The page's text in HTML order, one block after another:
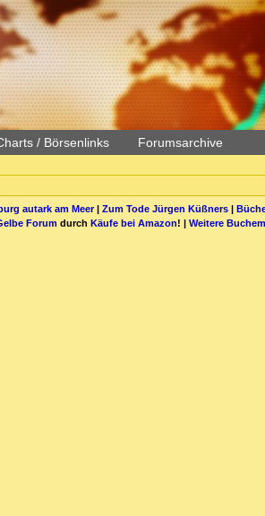
/ Börsenlinks Forumsarchive
autark am Meer| Zum Tode Jürgen Küßners|
Forum durch Käufe bei Amazon! | Weitere